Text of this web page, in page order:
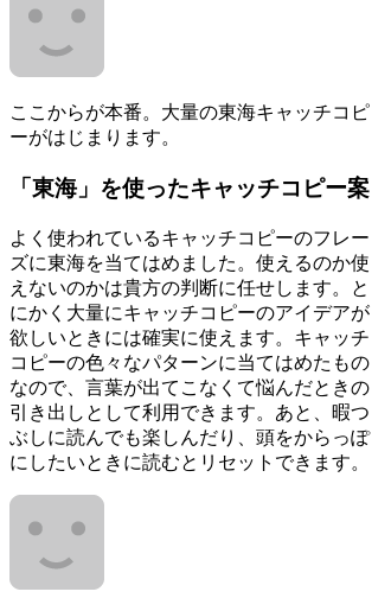
ここからが本番。大量の東海キャッチコピ
ーがはじまります。
「東海」を使ったキャッチコピー案
よく使われているキャッチコピーのフレー
ズに東海を当てはめました。使えるのか使
えないのかは貴方の判断に任せします。と
にかく大量にキャッチコピーのアイデアが
欲しいときには確実に使えます。キャッチ
コピーの色々なパターンに当てはめたもの
なので、言葉が出てこなくて悩んだときの
引き出しとして利用できます。あと、暇つ
ぶしに読んでも楽しんだり、頭をからっぽ
にしたいときに読むとリセットできます。